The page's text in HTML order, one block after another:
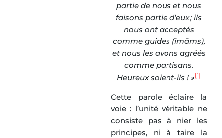
partie de nous et nous
faisons partie d’eux ; ils
nous ont acceptés
comme guides (imāms),
et nous les avons agréés
comme partisans.
Heureux soient-ils ! »[1]
Cette parole éclaire la
voie : l’unité véritable ne
consiste pas à nier les
principes, ni à taire la